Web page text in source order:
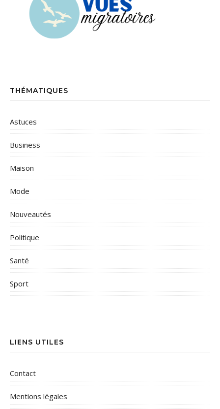
THÉMATIQUES
Astuces
Business
Maison
Mode
Nouveautés
Politique
Santé
Sport
LIENS UTILES
Contact
Mentions légales